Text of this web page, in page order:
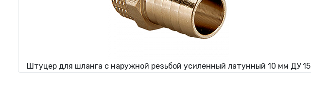
Штуцер для шланга с наружной резьбой усиленный латунный 10 мм ДУ 15